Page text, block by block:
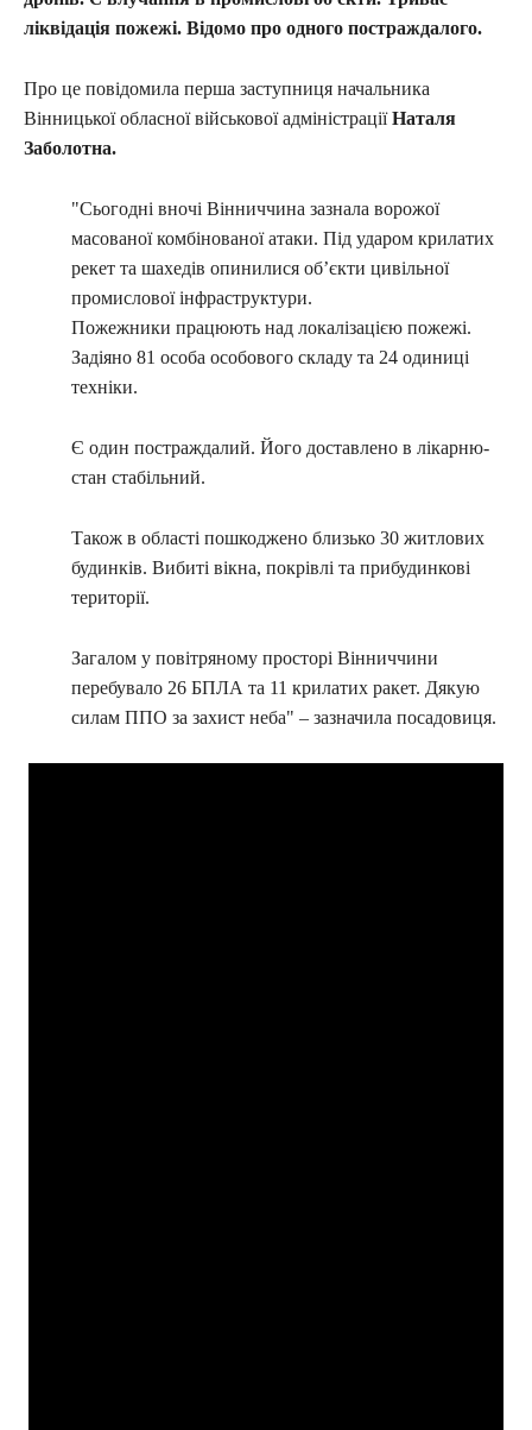
ліквідація пожежі. Відомо про одного постраждалого.
Про це повідомила перша заступниця начальника
Вінницької обласної військової адміністраціїНаталя
Заболотна.
"Сьогодні вночі Вінниччина зазнала ворожої
масованої комбінованої атаки. Під ударом крилатих
рекет та шахедів опинилися об’єкти цивільної
промислової інфраструктури.
Пожежники працюють над локалізацією пожежі.
Задіяно 81 особа особового складу та 24 одиниці
техніки.
Є один постраждалий. Його доставлено в лікарню-
стан стабільний.
Також в області пошкоджено близько 30 житлових
будинків. Вибиті вікна, покрівлі та прибудинкові
території.
Загалом у повітряному просторі Вінниччини
перебувало 26 БПЛА та 11 крилатих ракет. Дякую
силам ППО за захист неба" – зазначила посадовиця.